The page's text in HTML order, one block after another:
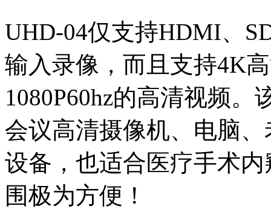
UHD-04仅支持HDMI、
输入录像，而且支持4K
1080P60hz的高清视频
会议高清摄像机、电脑
设备，也适合医疗手术
围极为方便！